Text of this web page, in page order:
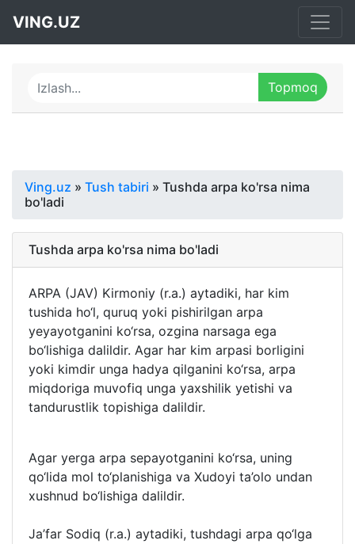
VING.UZ
Ving.uz » Tush tabiri » Tushda arpa ko'rsa nima
bo'ladi
Tushda arpa ko'rsa nima bo'ladi
ARPA (JAV) Kirmoniy (r.a.) aytadiki, har kim
tushida ho‘l, quruq yoki pishirilgan arpa
yeyayotganini ko‘rsa, ozgina narsaga ega
bo‘lishiga dalildir. Agar har kim arpasi borligini
yoki kimdir unga hadya qilganini ko‘rsa, arpa
miqdoriga muvofiq unga yaxshilik yetishi va
tandurustlik topishiga dalildir.
Agar yerga arpa sepayotganini ko‘rsa, uning
qo‘lida mol to‘planishiga va Xudoyi ta’olo undan
xushnud bo‘lishiga dalildir.
Ja’far Sodiq (r.a.) aytadiki, tushdagi arpa qo‘lga